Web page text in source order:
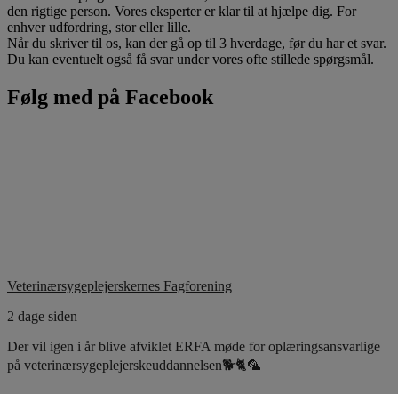
den rigtige person. Vores eksperter er klar til at hjælpe dig. For
enhver udfordring, stor eller lille.
Når du skriver til os, kan der gå op til 3 hverdage, før du har et svar.
Du kan eventuelt også få svar under vores ofte stillede spørgsmål.
Følg med på Facebook
Veterinærsygeplejerskernes Fagforening
2 dage siden
Der vil igen i år blive afviklet ERFA møde for oplæringsansvarlige
på veterinærsygeplejerskeuddannelsen🐕🐈🦜